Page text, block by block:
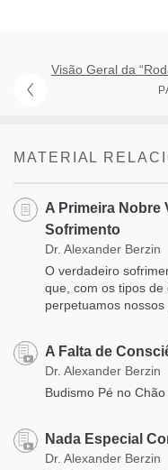
Visão Geral da
MATERIAL
A Primeira Nobre
Sofrimento
Dr. Alexander Berzin
O verdadeiro
que, com os tipos
perpetuamos nossos
A Falta de
Dr. Alexander Berzin
Budismo Pé no
Nada Especial
Dr. Alexander Berzin